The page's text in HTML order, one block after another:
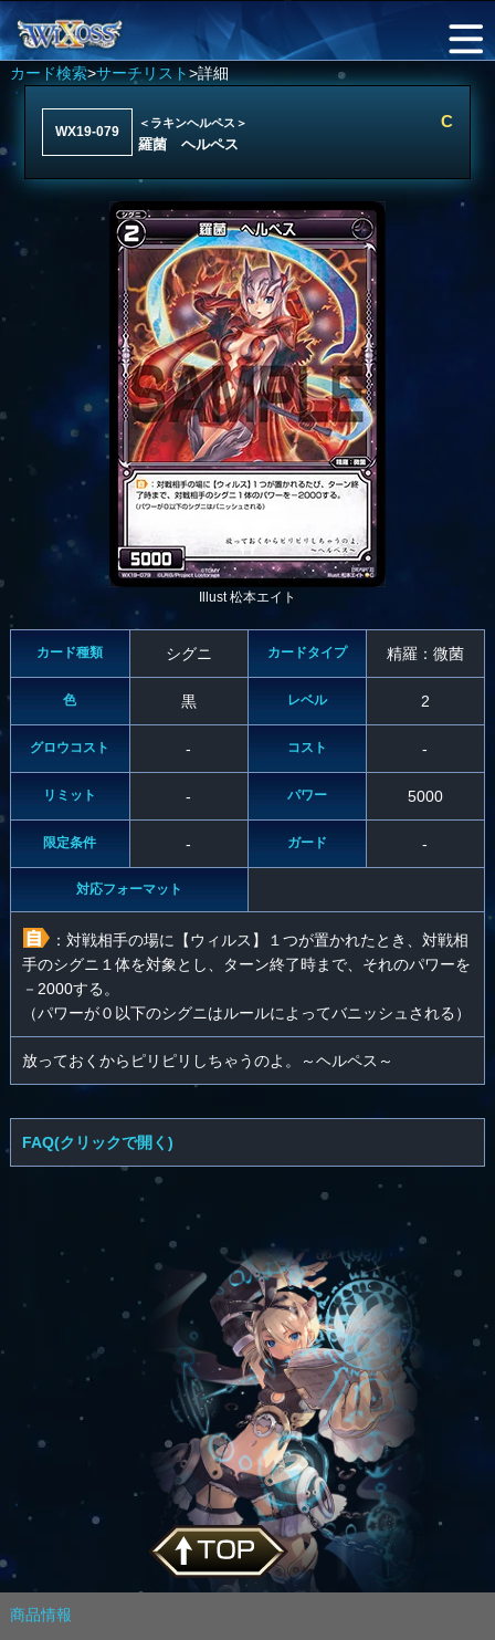
カード検索>サーチリスト>詳細
WX19-079
＜ラキンヘルペス＞
羅菌 ヘルペス
C
Illust 松本エイト
カード種類 シグニ カードタイプ 精羅：微菌
色 黒 レベル 2
グロウコスト - コスト -
リミット - パワー 5000
限定条件 - ガード -
対応フォーマット
：対戦相手の場に【ウィルス】１つが置かれたとき、対戦相
手のシグニ１体を対象とし、ターン終了時まで、それのパワーを
－2000する。
（パワーが０以下のシグニはルールによってバニッシュされる）
放っておくからピリピリしちゃうのよ。～ヘルペス～
FAQ(クリックで開く)
商品情報